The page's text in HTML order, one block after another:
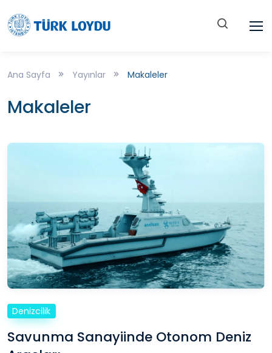
Ana Sayfa Yayınlar Makaleler
Makaleler
Denizcilik
Savunma Sanayiinde Otonom Deniz